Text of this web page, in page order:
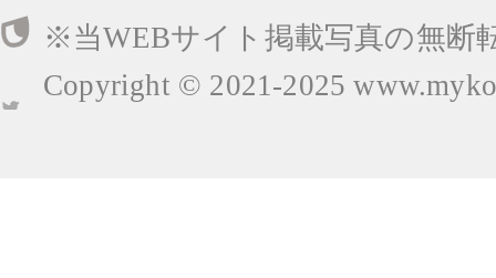
※当WEBサイト掲載写真の無断
Copyright © 2021-2025